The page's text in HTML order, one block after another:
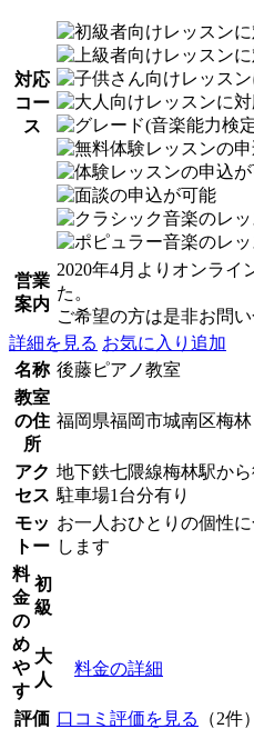
対応
コー
ス
営業
案内
2020年4月よりオンライ
た。
ご希望の方は是非お問い
詳細を見る お気に入り追加
名称 後藤ピアノ教室
教室
の住
所
福岡県福岡市城南区梅林
アク
セス
地下鉄七隈線梅林駅から
駐車場1台分有り
モッ
トー
お一人おひとりの個性
します
料
金
の
め
や
す
初
級
大
人
料金の詳細
評価 口コミ評価を見る （2件）